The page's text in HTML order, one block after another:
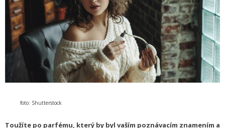
foto: Shutterstock
Toužíte po parfému, který by byl vaším poznávacím znamením a